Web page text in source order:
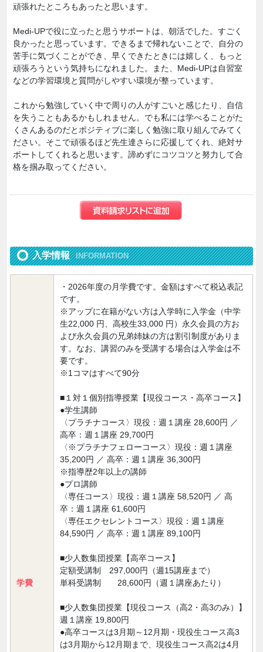
頑張れたところもあったと思います。
Medi-UPで役に立ったと思うサポートは、朝活でした。すごく
良かったと思っています。できるまで帰れないことで、自分の
苦手に気づくことができ、早くできたときには嬉しく、もっと
頑張ろうという気持ちになれました。また、Medi-UPは自習室
などの学習環境と質問がしやすい環境が整っています。
これから勉強していく中で周りの人がすごいと感じたり、自信
を失うこともあるかもしれません。でも私には学べることがた
くさんあるのだとポジティブに楽しく勉強に取り組んでみてく
ださい。そこで頑張るほど先生達さらに応援してくれ、絶対サ
ポートしてくれると思います。諦めずにコツコツと努力して合
格を掴み取ってください。
入学情報 INFORMATION
学費
・2026年度の月学費です。金額はすべて税込表記
です。
※アップに在籍がない方は入学時に入学金（中学
生22,000 円、高校生33,000 円）永久会員の方お
よび永久会員の兄弟姉妹の方は割引制度がありま
す。なお、講習のみを受講する場合は入学金は不
要です。
※1コマはすべて90分
■１対１個別指導授業【現役コース・高卒コース】
●学生講師
〈プラチナコース〉現役：週１講座 28,600円 ／
高卒：週１講座 29,700円
〈※プラチナフェローコース〉現役：週１講座
35,200円 ／ 高卒：週１講座 36,300円
※指導歴2年以上の講師
●プロ講師
〈専任コース〉現役：週１講座 58,520円 ／ 高
卒：週１講座 61,600円
〈専任エクセレントコース〉現役：週１講座
84,590円 ／ 高卒：週１講座 89,100円
■少人数集団授業【高卒コース】
定額受講制 297,000円（週15講座まで）
単科受講制 28,600円（週１講座あたり）
■少人数集団授業【現役コース（高2・高3のみ）】
週１講座 19,800円
●高卒コースは3月期～12月期・現役生コース高3
は3月期から12月期まで、現役生コース高2は4月